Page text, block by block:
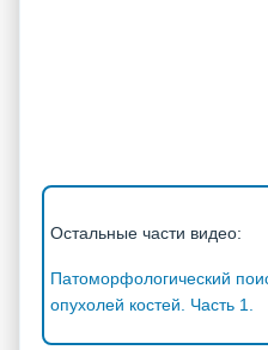
Остальные части видео:
Патоморфологический
опухолей костей. Часть 1.